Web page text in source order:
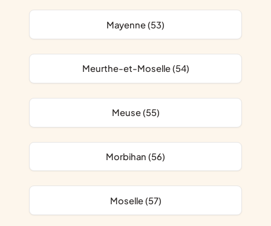
Mayenne (53)
Meurthe-et-Moselle (54)
Meuse (55)
Morbihan (56)
Moselle (57)